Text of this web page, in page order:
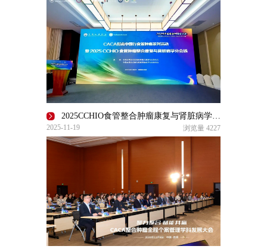
2025CCHIO食管整合肿瘤康复与肾脏病学分会场圆满召开
2025-11-19 浏览量 4227